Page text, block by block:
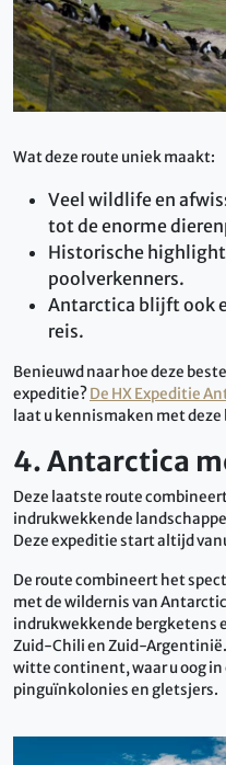
Wat deze route uniek maakt:
Veel wildlife en
tot de enorme
Historische
poolverkenners.
Antarctica blijft ook
reis.
Benieuwd naar hoe deze
expeditie?De HX Expeditie
laat u kennismaken met
4. Antarctica
Deze laatste route
indrukwekkende
Deze expeditie start altijd
De route combineert het
met de wildernis van
indrukwekkende bergketens
Zuid-Chili en Zuid-
witte continent, waar u oog
pinguïnkolonies en gletsjers.